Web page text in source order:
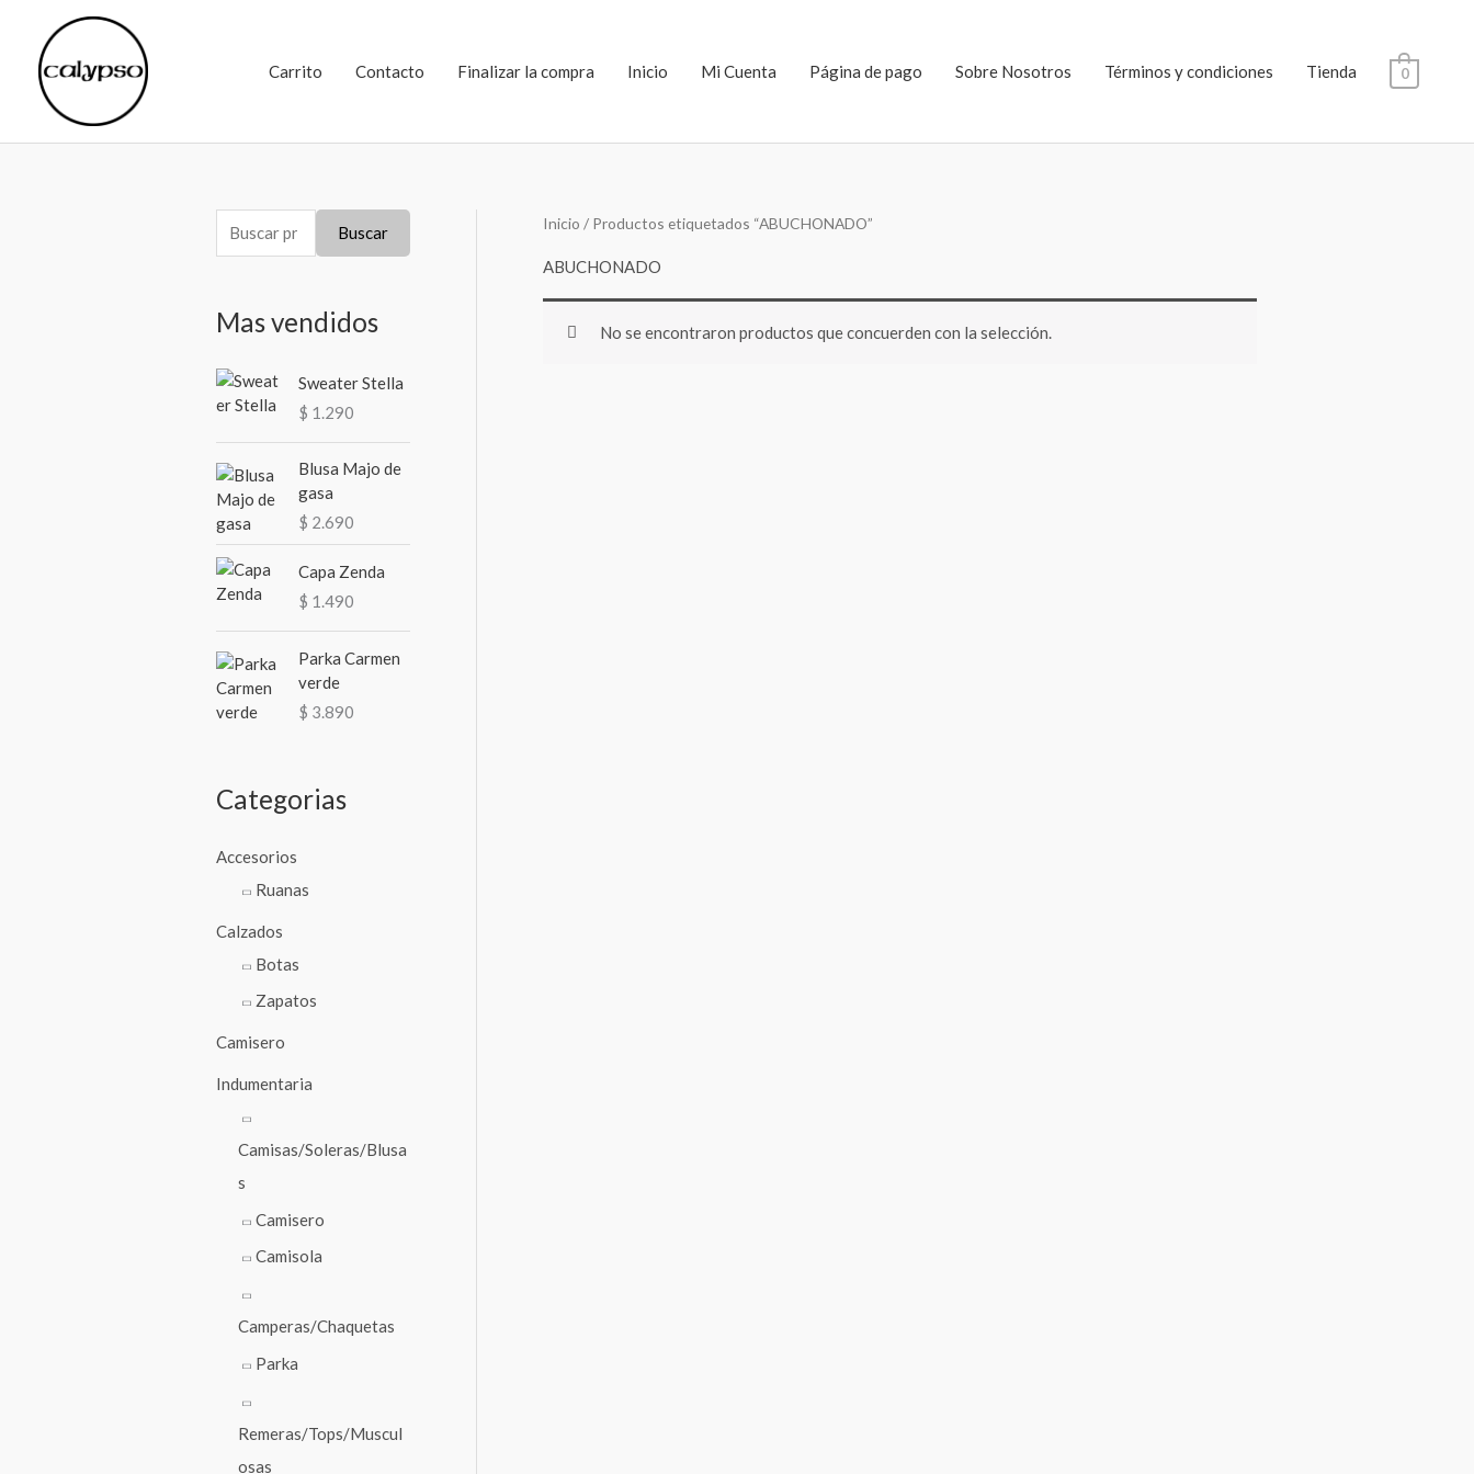
contenido
Carrito Contacto Finalizar la compra Inicio Mi Cuenta Página de pago Sobre Nosotros Términos y condiciones Tienda 0
u
c
r
:
Buscar
Mas vendidos
Sweater Stella
$ 1.290
Blusa Majo de
gasa
$ 2.690
Capa Zenda
$ 1.490
Parka Carmen
verde
$ 3.890
Categorias
Accesorios
Ruanas
Calzados
Botas
Zapatos
Camisero
Indumentaria
Camisas/Soleras/Blusa
s
Camisero
Camisola
Camperas/Chaquetas
Parka
Remeras/Tops/Muscul
osas
Inicio / Productos etiquetados “ABUCHONADO”
ABUCHONADO
No se encontraron productos que concuerden con la selección.